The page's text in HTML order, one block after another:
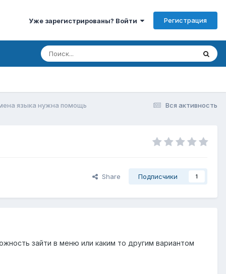
Уже зарегистрированы? Войти Регистрация
Вся активность
языка нужна помощь
Share Подписчики 1
зайти в меню или каким то другим вариантом